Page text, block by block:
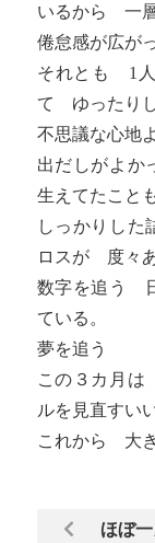
いるから 一
倦怠感が広が
それとも 1
て ゆったり
不思議な心地
出だしがよ
生えてたこと
しっかりした
ロスが 度々あ
数字を追う
ている。
夢を追う 日
この３カ月
ルを見直すい
これから 大き
ほぼ